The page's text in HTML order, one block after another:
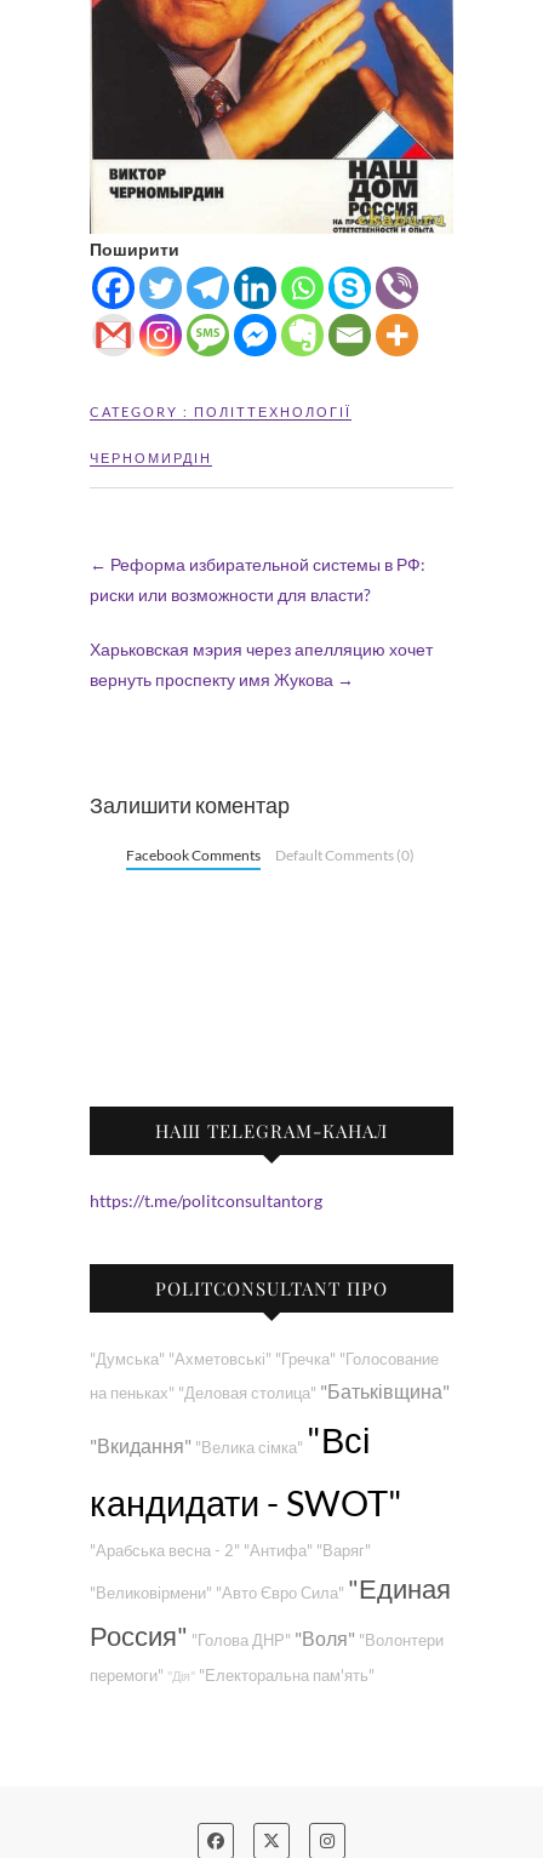
Поширити
CATEGORY : ПОЛІТТЕХНОЛОГІЇ
ЧЕРНОМИРДІН
← Реформа избирательной системы в РФ:
риски или возможности для власти?
Харьковская мэрия через апелляцию хочет
вернуть проспекту имя Жукова →
Залишити коментар
Facebook Comments Default Comments (0)
НАШ TELEGRAM-КАНАЛ
https://t.me/politconsultantorg
POLITCONSULTANT ПРО
"Думська" "Ахметовські" "Гречка" "Голосование
на пеньках" "Деловая столица" "Батьківщина"
"Вкидання" "Велика сімка" "Всі
кандидати - SWOT"
"Арабська весна - 2" "Антифа" "Варяг"
"Великовірмени" "Авто Євро Сила" "Единая
Россия" "Голова ДНР" "Воля" "Волонтери
перемоги" "Дія" "Електоральна пам'ять"